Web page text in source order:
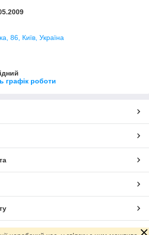
86, Київ, Україна
графік роботи
Prom.ua